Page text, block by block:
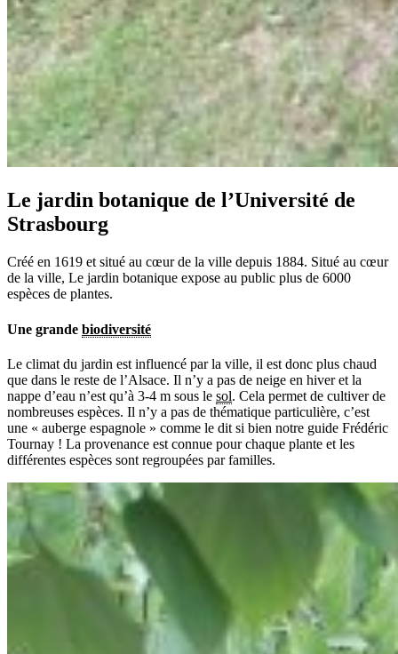
Le jardin botanique de l’Université de
Strasbourg
Créé en 1619 et situé au cœur de la ville depuis 1884. Situé au cœur
de la ville, Le jardin botanique expose au public plus de 6000
espèces de plantes.
Une grande biodiversité
Le climat du jardin est influencé par la ville, il est donc plus chaud
que dans le reste de l’Alsace. Il n’y a pas de neige en hiver et la
nappe d’eau n’est qu’à 3-4 m sous le sol. Cela permet de cultiver de
nombreuses espèces. Il n’y a pas de thématique particulière, c’est
une « auberge espagnole » comme le dit si bien notre guide Frédéric
Tournay ! La provenance est connue pour chaque plante et les
différentes espèces sont regroupées par familles.